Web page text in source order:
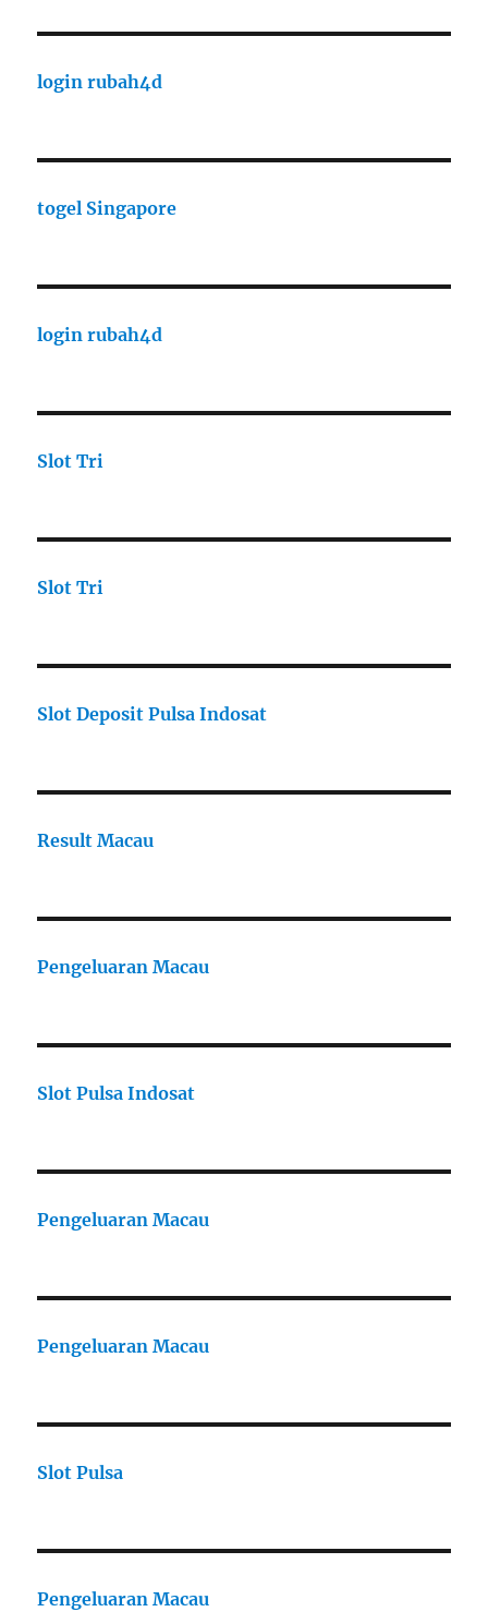
login rubah4d
togel Singapore
login rubah4d
Slot Tri
Slot Tri
Slot Deposit Pulsa Indosat
Result Macau
Pengeluaran Macau
Slot Pulsa Indosat
Pengeluaran Macau
Pengeluaran Macau
Slot Pulsa
Pengeluaran Macau